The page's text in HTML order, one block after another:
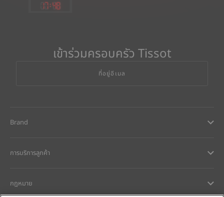
17:48
เข้าร่วมครอบครัว Tissot
ที่อยู่อีเมล
Brand
การบริการลูกค้า
กฎหมาย